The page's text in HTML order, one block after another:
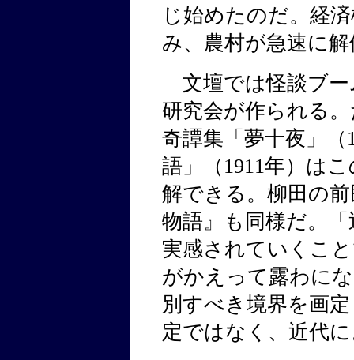
じ始めたのだ。経
み、農村が急速に
文壇では怪談ブー
研究会が作られる
奇譚集「夢十夜」（
語」（1911年）は
解できる。柳田の
物語』も同様だ。
実感されていくこ
がかえって露わに
別すべき境界を画
定ではなく、近代